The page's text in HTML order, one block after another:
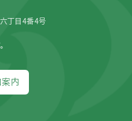
丁目4番4号
案内